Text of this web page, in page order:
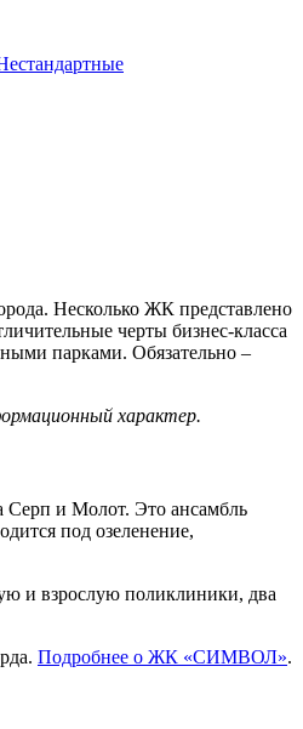
Несколько ЖК представлено
черты бизнес-класса
парками. Обязательно –
характер.
Серп и Молот. Это ансамбль
под озеленение,
и взрослую поликлиники, два
Подробнее о ЖК «СИМВОЛ».